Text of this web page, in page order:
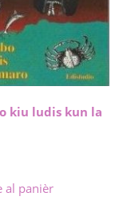
kiu ludis kun la
al panièr